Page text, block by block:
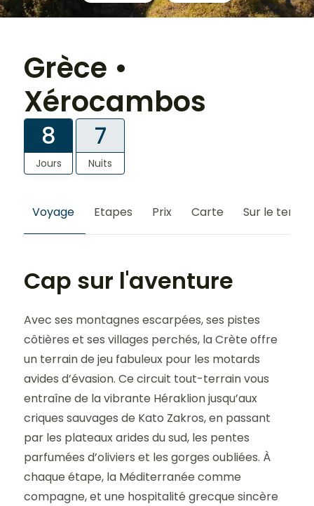
Grèce •
Xérocambos
8
Jours
7
Nuits
Voyage Etapes Prix Carte Sur le terrain
Cap sur l'aventure
Avec ses montagnes escarpées, ses pistes
côtières et ses villages perchés, la Crète offre
un terrain de jeu fabuleux pour les motards
avides d’évasion. Ce circuit tout-terrain vous
entraîne de la vibrante Héraklion jusqu’aux
criques sauvages de Kato Zakros, en passant
par les plateaux arides du sud, les pentes
parfumées d’oliviers et les gorges oubliées. À
chaque étape, la Méditerranée comme
compagne, et une hospitalité grecque sincère